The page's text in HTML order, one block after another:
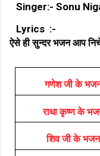
Singer:- Sonu
Lyrics :-
ऐसे ही सुन्दर भजन आप
गणेश जी के
राधा कृष्ण के
शिव जी के भजन